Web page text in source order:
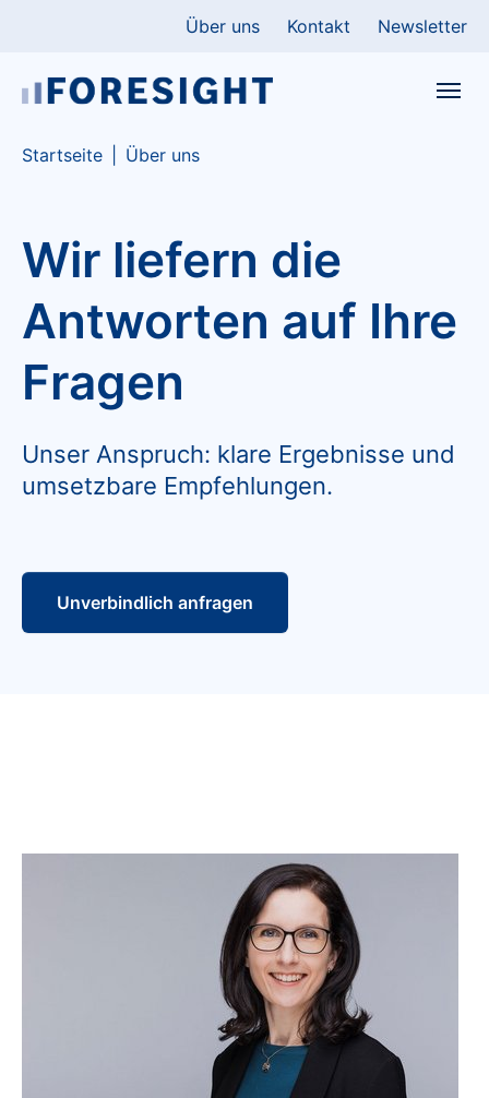
Über uns Kontakt Newsletter
You are here:
Startseite Über uns
Wir liefern die
Antworten auf Ihre
Fragen
Unser Anspruch: klare Ergebnisse und
umsetzbare Empfehlungen.
Unverbindlich anfragen